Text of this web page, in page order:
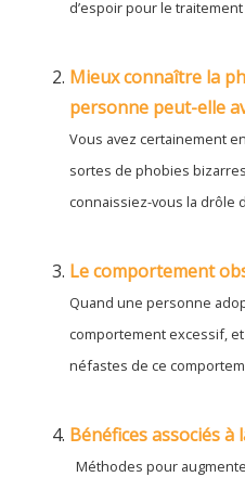
d’espoir pour le
Mieux connaître la
personne peut-elle
Vous avez certainement
sortes de phobies
connaissiez-vous la drôle
Le comportement
Quand une personne
comportement excessif,
néfastes de ce
Bénéfices associés à
Méthodes pour